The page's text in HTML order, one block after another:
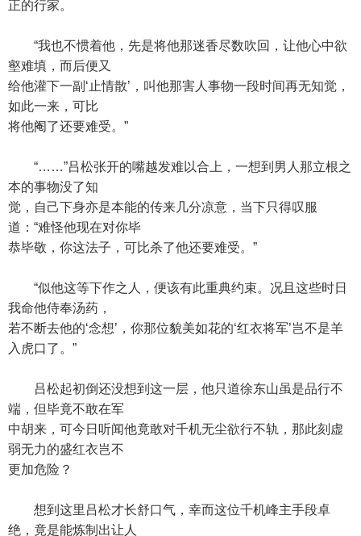
正的行家。
“我也不惯着他，先是将他那迷香尽数吹回，让他心中欲
壑难填，而后便又
给他灌下一副‘止情散’，叫他那害人事物一段时间再无知觉，
如此一来，可比
将他阉了还要难受。”
“……”吕松张开的嘴越发难以合上，一想到男人那立根之
本的事物没了知
觉，自己下身亦是本能的传来几分凉意，当下只得叹服
道：“难怪他现在对你毕
恭毕敬，你这法子，可比杀了他还要难受。”
“似他这等下作之人，便该有此重典约束。况且这些时日
我命他侍奉汤药，
若不断去他的‘念想’，你那位貌美如花的‘红衣将军’岂不是羊
入虎口了。”
吕松起初倒还没想到这一层，他只道徐东山虽是品行不
端，但毕竟不敢在军
中胡来，可今日听闻他竟敢对千机无尘欲行不轨，那此刻虚
弱无力的盛红衣岂不
更加危险？
想到这里吕松才长舒口气，幸而这位千机峰主手段卓
绝，竟是能炼制出让人